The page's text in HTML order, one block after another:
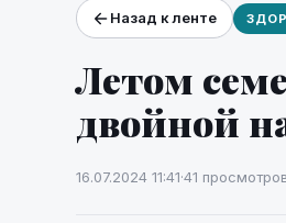
Проекты и сервисы
Назад к ленте
Летом
двойной
16.07.2024 11:41·41